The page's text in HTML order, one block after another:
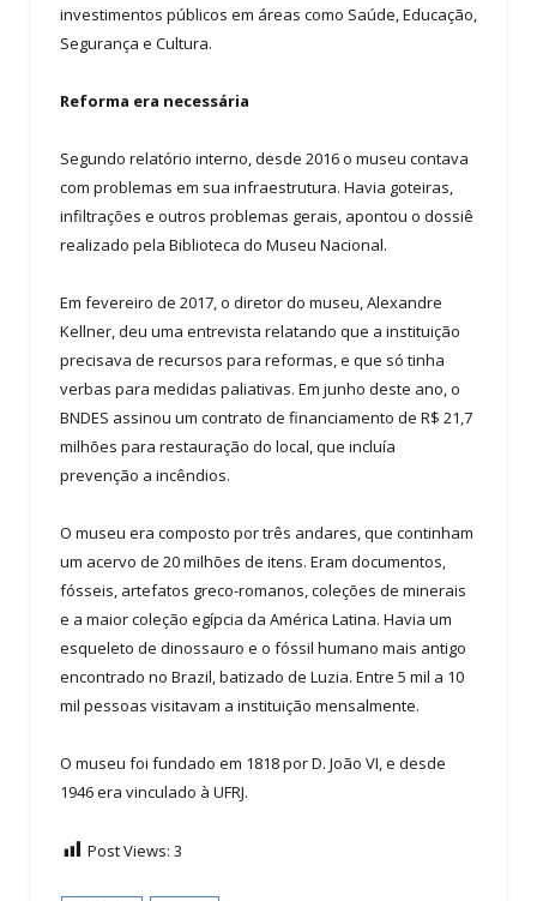
investimentos públicos em áreas como Saúde, Educação,
Segurança e Cultura.
Reforma era necessária
Segundo relatório interno, desde 2016 o museu contava
com problemas em sua infraestrutura. Havia goteiras,
infiltrações e outros problemas gerais, apontou o dossiê
realizado pela Biblioteca do Museu Nacional.
Em fevereiro de 2017, o diretor do museu, Alexandre
Kellner, deu uma entrevista relatando que a instituição
precisava de recursos para reformas, e que só tinha
verbas para medidas paliativas. Em junho deste ano, o
BNDES assinou um contrato de financiamento de R$ 21,7
milhões para restauração do local, que incluía
prevenção a incêndios.
O museu era composto por três andares, que continham
um acervo de 20 milhões de itens. Eram documentos,
fósseis, artefatos greco-romanos, coleções de minerais
e a maior coleção egípcia da América Latina. Havia um
esqueleto de dinossauro e o fóssil humano mais antigo
encontrado no Brazil, batizado de Luzia. Entre 5 mil a 10
mil pessoas visitavam a instituição mensalmente.
O museu foi fundado em 1818 por D. João VI, e desde
1946 era vinculado à UFRJ.
Post Views: 3